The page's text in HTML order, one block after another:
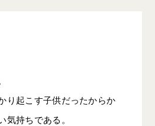
り起こす子供だったからか
気持ちである。